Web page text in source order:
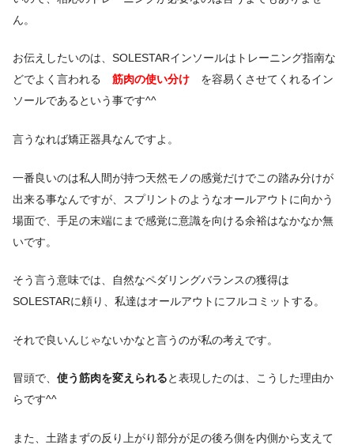
ん。
お伝えしたいのは、SOLESTARインソールはトレーニング指南な
どでよく言われる 筋肉の使い分け を容易くさせてくれるイン
ソールであるという事です^^
言うなれば矯正器具なんですよ。
一番良いのは私人間が持つ天然モノの感覚だけでこの踏み分けが
出来る事なんですが、スプリントのようなオールアウトに向かう
場面で、 手足の末端にまで感覚に意識を向ける余裕はなかなか無
いです。
そう言う意味では、
自然なペダリングバランスの獲得は
SOLESTARに頼り、 私達はオールアウトにフルコミットする。
それで良いんじゃないかなと言うのが私の考えです。
冒頭で、 使う筋肉を変えられると表現したのは、こうした理由か
らです^^
また、土踏まずの反り上がり部分が足の後ろ側を内側から支えて